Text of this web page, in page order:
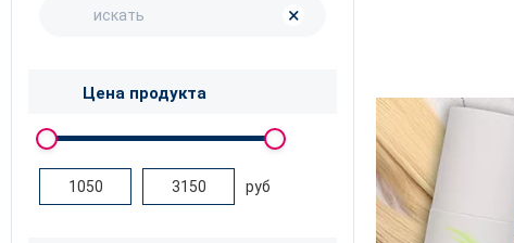
×
Цена продукта
руб